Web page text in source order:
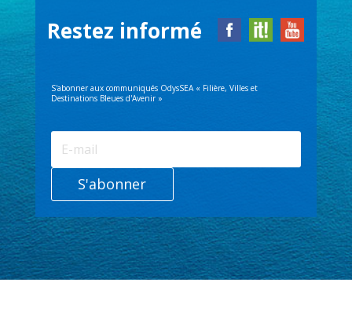
Restez informé
S'abonner aux communiqués OdysSEA « Filière, Villes et
Destinations Bleues d'Avenir »
S'abonner